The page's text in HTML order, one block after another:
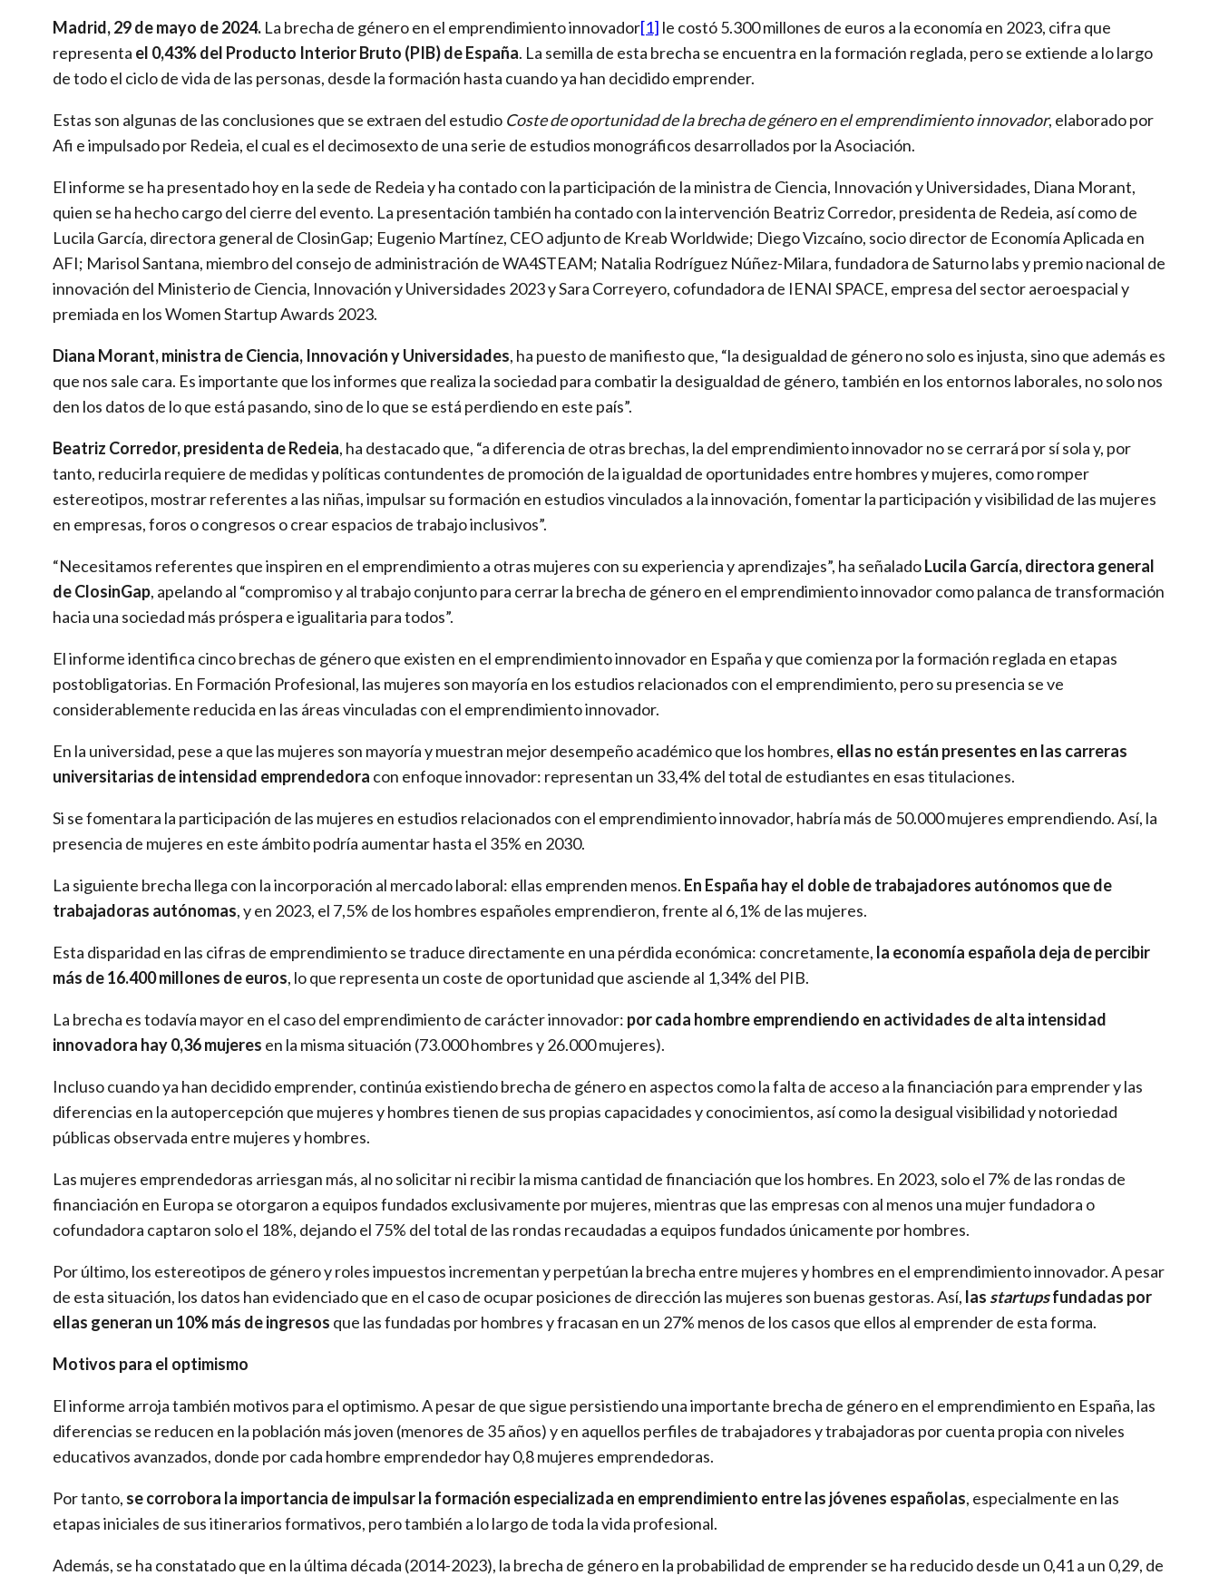
Madrid, 29 de mayo de 2024. La brecha de género en el emprendimiento innovador[1] le costó 5.300 millones de euros a la economía en 2023, cifra que
representa el 0,43% del Producto Interior Bruto (PIB) de España. La semilla de esta brecha se encuentra en la formación reglada, pero se extiende a lo largo
de todo el ciclo de vida de las personas, desde la formación hasta cuando ya han decidido emprender.
Estas son algunas de las conclusiones que se extraen del estudio Coste de oportunidad de la brecha de género en el emprendimiento innovador, elaborado por
Afi e impulsado por Redeia, el cual es el decimosexto de una serie de estudios monográficos desarrollados por la Asociación.
El informe se ha presentado hoy en la sede de Redeia y ha contado con la participación de la ministra de Ciencia, Innovación y Universidades, Diana Morant,
quien se ha hecho cargo del cierre del evento. La presentación también ha contado con la intervención Beatriz Corredor, presidenta de Redeia, así como de
Lucila García, directora general de ClosinGap; Eugenio Martínez, CEO adjunto de Kreab Worldwide; Diego Vizcaíno, socio director de Economía Aplicada en
AFI; Marisol Santana, miembro del consejo de administración de WA4STEAM; Natalia Rodríguez Núñez-Milara, fundadora de Saturno labs y premio nacional de
innovación del Ministerio de Ciencia, Innovación y Universidades 2023 y Sara Correyero, cofundadora de IENAI SPACE, empresa del sector aeroespacial y
premiada en los Women Startup Awards 2023.
Diana Morant, ministra de Ciencia, Innovación y Universidades, ha puesto de manifiesto que, “la desigualdad de género no solo es injusta, sino que además es
que nos sale cara. Es importante que los informes que realiza la sociedad para combatir la desigualdad de género, también en los entornos laborales, no solo nos
den los datos de lo que está pasando, sino de lo que se está perdiendo en este país”.
Beatriz Corredor, presidenta de Redeia, ha destacado que, “a diferencia de otras brechas, la del emprendimiento innovador no se cerrará por sí sola y, por
tanto, reducirla requiere de medidas y políticas contundentes de promoción de la igualdad de oportunidades entre hombres y mujeres, como romper
estereotipos, mostrar referentes a las niñas, impulsar su formación en estudios vinculados a la innovación, fomentar la participación y visibilidad de las mujeres
en empresas, foros o congresos o crear espacios de trabajo inclusivos”.
“Necesitamos referentes que inspiren en el emprendimiento a otras mujeres con su experiencia y aprendizajes”, ha señaladoLucila García, directora general
de ClosinGap, apelando al “compromiso y al trabajo conjunto para cerrar la brecha de género en el emprendimiento innovador como palanca de transformación
hacia una sociedad más próspera e igualitaria para todos”.
El informe identifica cinco brechas de género que existen en el emprendimiento innovador en España y que comienza por la formación reglada en etapas
postobligatorias. En Formación Profesional, las mujeres son mayoría en los estudios relacionados con el emprendimiento, pero su presencia se ve
considerablemente reducida en las áreas vinculadas con el emprendimiento innovador.
En la universidad, pese a que las mujeres son mayoría y muestran mejor desempeño académico que los hombres, ellas no están presentes en las carreras
universitarias de intensidad emprendedora con enfoque innovador: representan un 33,4% del total de estudiantes en esas titulaciones.
Si se fomentara la participación de las mujeres en estudios relacionados con el emprendimiento innovador, habría más de 50.000 mujeres emprendiendo. Así, la
presencia de mujeres en este ámbito podría aumentar hasta el 35% en 2030.
La siguiente brecha llega con la incorporación al mercado laboral: ellas emprenden menos. En España hay el doble de trabajadores autónomos que de
trabajadoras autónomas, y en 2023, el 7,5% de los hombres españoles emprendieron, frente al 6,1% de las mujeres.
Esta disparidad en las cifras de emprendimiento se traduce directamente en una pérdida económica: concretamente, la economía española deja de percibir
más de 16.400 millones de euros, lo que representa un coste de oportunidad que asciende al 1,34% del PIB.
La brecha es todavía mayor en el caso del emprendimiento de carácter innovador: por cada hombre emprendiendo en actividades de alta intensidad
innovadora hay 0,36 mujeres en la misma situación (73.000 hombres y 26.000 mujeres).
Incluso cuando ya han decidido emprender, continúa existiendo brecha de género en aspectos como la falta de acceso a la financiación para emprender y las
diferencias en la autopercepción que mujeres y hombres tienen de sus propias capacidades y conocimientos, así como la desigual visibilidad y notoriedad
públicas observada entre mujeres y hombres.
Las mujeres emprendedoras arriesgan más, al no solicitar ni recibir la misma cantidad de financiación que los hombres. En 2023, solo el 7% de las rondas de
financiación en Europa se otorgaron a equipos fundados exclusivamente por mujeres, mientras que las empresas con al menos una mujer fundadora o
cofundadora captaron solo el 18%, dejando el 75% del total de las rondas recaudadas a equipos fundados únicamente por hombres.
Por último, los estereotipos de género y roles impuestos incrementan y perpetúan la brecha entre mujeres y hombres en el emprendimiento innovador. A pesar
de esta situación, los datos han evidenciado que en el caso de ocupar posiciones de dirección las mujeres son buenas gestoras. Así, las startupsfundadas por
ellas generan un 10% más de ingresos que las fundadas por hombres y fracasan en un 27% menos de los casos que ellos al emprender de esta forma.
Motivos para el optimismo
El informe arroja también motivos para el optimismo. A pesar de que sigue persistiendo una importante brecha de género en el emprendimiento en España, las
diferencias se reducen en la población más joven (menores de 35 años) y en aquellos perfiles de trabajadores y trabajadoras por cuenta propia con niveles
educativos avanzados, donde por cada hombre emprendedor hay 0,8 mujeres emprendedoras.
Por tanto, se corrobora la importancia de impulsar la formación especializada en emprendimiento entre las jóvenes españolas, especialmente en las
etapas iniciales de sus itinerarios formativos, pero también a lo largo de toda la vida profesional.
Además, se ha constatado que en la última década (2014-2023), la brecha de género en la probabilidad de emprender se ha reducido desde un 0,41 a un 0,29, de